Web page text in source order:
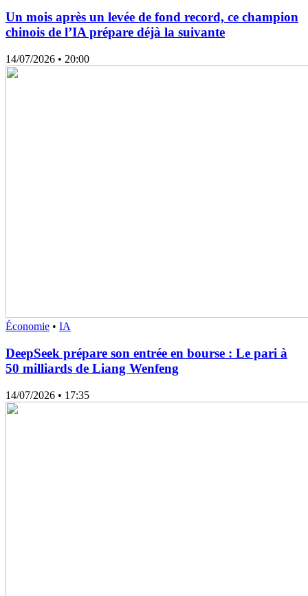
Un mois après un levée de fond record, ce champion
chinois de l’IA prépare déjà la suivante
14/07/2026 • 20:00
Économie • IA
DeepSeek prépare son entrée en bourse : Le pari à
50 milliards de Liang Wenfeng
14/07/2026 • 17:35